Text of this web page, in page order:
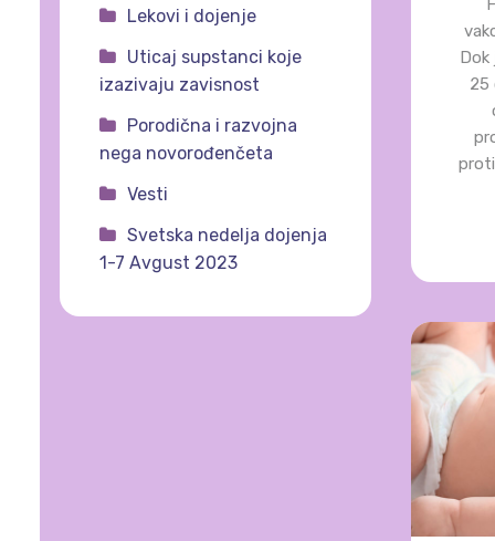
Dok
25
Lekovi i dojenje
Uticaj supstanci koje
izazivaju zavisnost
Porodična i razvojna
nega novorođenčeta
Vesti
Svetska nedelja dojenja
1-7 Avgust 2023